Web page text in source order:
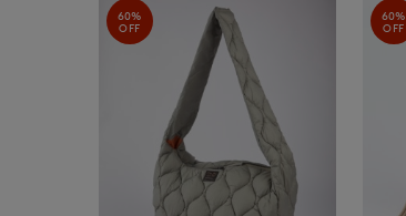
60%
OFF
60%
OFF